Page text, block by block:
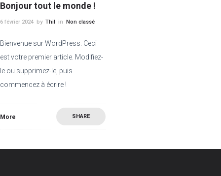
Bonjour tout le monde !
6 février 2024 by Thil in Non classé
Bienvenue sur WordPress. Ceci
est votre premier article. Modifiez-
le ou supprimez-le, puis
commencez à écrire !
More SHARE